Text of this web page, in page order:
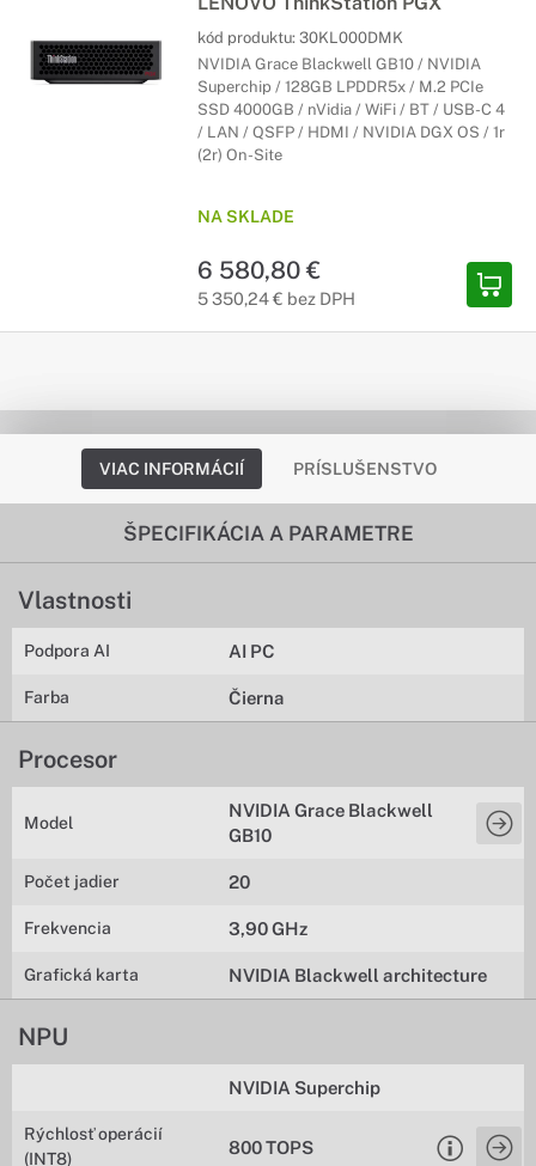
kód produktu: 30KL000DMK
NVIDIA Grace Blackwell GB10 / NVIDIA
Superchip / 128GB LPDDR5x / M.2 PCIe
SSD 4000GB / nVidia / WiFi / BT / USB-C 4
/ LAN / QSFP / HDMI / NVIDIA DGX OS / 1r
(2r) On-Site
NA SKLADE
6 580,80 €
5 350,24 € bez DPH
VIAC INFORMÁCIÍ PRÍSLUŠENSTVO
ŠPECIFIKÁCIA A PARAMETRE
Vlastnosti
Podpora AI AI PC
Farba Čierna
Procesor
Model
NVIDIA Grace Blackwell
GB10
Počet jadier 20
Frekvencia 3,90 GHz
Grafická karta NVIDIA Blackwell architecture
NPU
NVIDIA Superchip
Rýchlosť operácií
(INT8)
800 TOPS